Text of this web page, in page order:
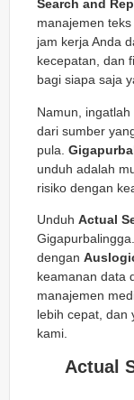
Search and
manajemen
jam kerja Anda
kecepatan, dan
bagi siapa saja
Namun,
dari sumber
pula.
unduh adalah
risiko dengan
Unduh Actual
dengan
keamanan data
manajemen
lebih cepat, dan
kami.
Actual